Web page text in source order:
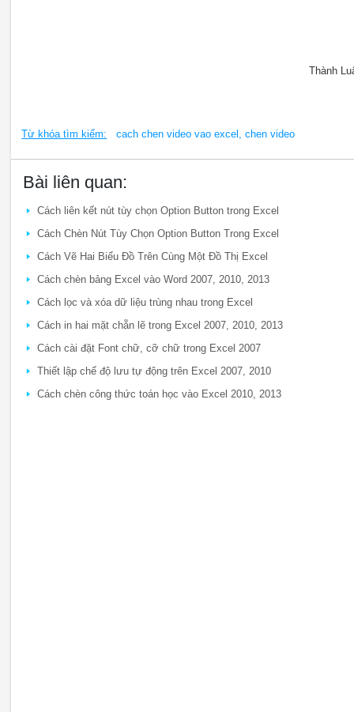
Thành
Từ khóa tìm kiếm: cach chen video vao excel, chen video
Bài liên quan:
Cách liên kết nút tùy chọn Option Button trong Excel
Cách Chèn Nút Tùy Chọn Option Button Trong Excel
Cách Vẽ Hai Biểu Đồ Trên Cùng Một Đồ Thị Excel
Cách chèn bảng Excel vào Word 2007, 2010, 2013
Cách lọc và xóa dữ liệu trùng nhau trong Excel
Cách in hai mặt chẵn lẽ trong Excel 2007, 2010, 2013
Cách cài đặt Font chữ, cỡ chữ trong Excel 2007
Thiết lập chế độ lưu tự động trên Excel 2007, 2010
Cách chèn công thức toán học vào Excel 2010, 2013